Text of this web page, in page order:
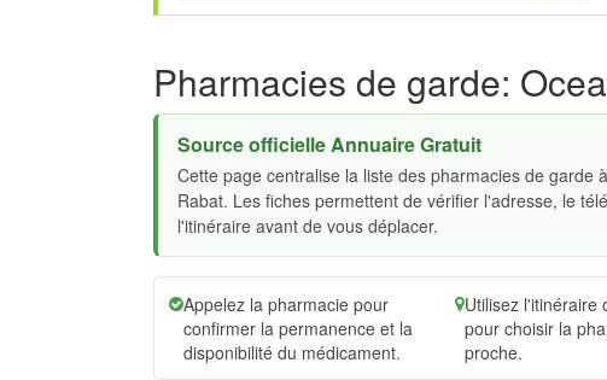
Pharmacies de garde:
Source officielle Annuaire Gratuit
Cette page centralise la liste des pharmacies de garde
Rabat. Les fiches permettent de vérifier l'adresse, le
l'itinéraire avant de vous déplacer.
Appelez la pharmacie pour
confirmer la permanence et la
disponibilité du médicament.
Utilisez l'itinéraire
pour choisir la
proche.